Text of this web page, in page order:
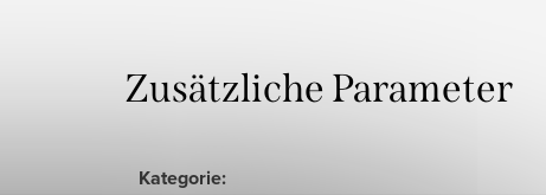
Zusätzliche Parameter
Kategorie: